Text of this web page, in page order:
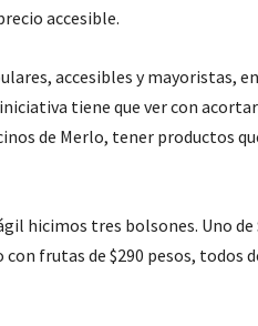
accesible.
accesibles y mayoristas,
tiene que ver con
de Merlo, tener productos
hicimos tres bolsones. Uno de
frutas de $290 pesos, todos